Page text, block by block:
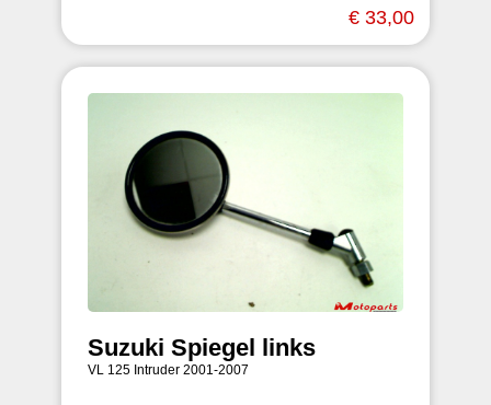
€ 33,00
Suzuki Spiegel links
VL 125 Intruder 2001-2007